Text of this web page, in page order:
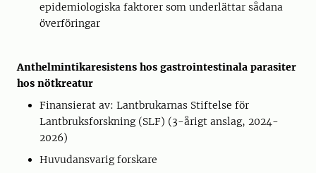
epidemiologiska faktorer som underlättar sådana
överföringar
Anthelmintikaresistens hos gastrointestinala parasiter
hos nötkreatur
Finansierat av: Lantbrukarnas Stiftelse för
Lantbruksforskning (SLF) (3-årigt anslag, 2024-
2026)
Huvudansvarig forskare